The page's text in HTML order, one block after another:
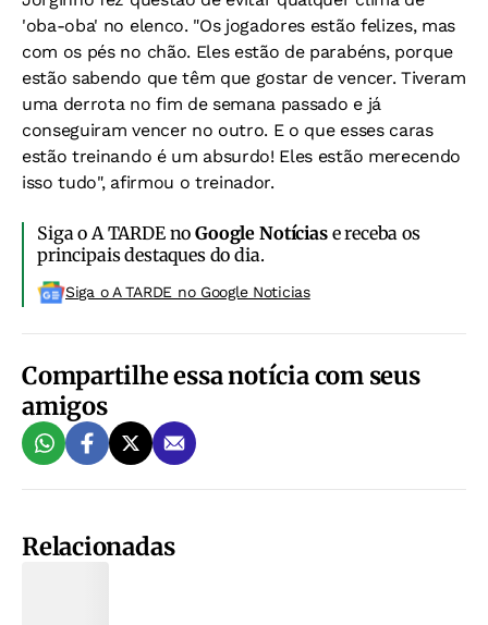
'oba-oba' no elenco. "Os jogadores estão felizes, mas
com os pés no chão. Eles estão de parabéns, porque
estão sabendo que têm que gostar de vencer. Tiveram
uma derrota no fim de semana passado e já
conseguiram vencer no outro. E o que esses caras
estão treinando é um absurdo! Eles estão merecendo
isso tudo", afirmou o treinador.
Siga o A TARDE noGoogle Notíciase receba os
principais destaques do dia.
Siga o A TARDE no Google Noticias
Compartilhe essa notícia com seus
amigos
Relacionadas